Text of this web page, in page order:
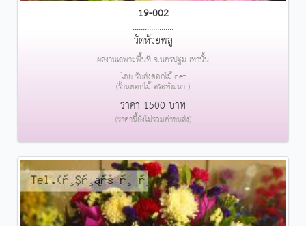
19-002
....................
วัดห้วยพลู
ผลงานเฉพาะพื้นที่ จ.นครปฐม เท่านั้น
โดย รับส่งดอกไม้.net
(ร้านดอกไม้ สระพัฒนา )
ราคา 1500 บาท
(ราคานี้ยังไม่รวมค่าขนส่ง)